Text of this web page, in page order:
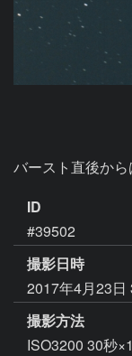
バースト直後から
ID
#39502
撮影日時
2017年4月23日
撮影方法
ISO3200 30秒